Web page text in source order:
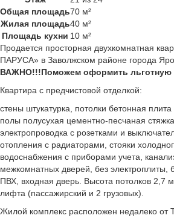
Общая площадь70 м²
Жилая площадь40 м²
Площадь кухни 10 м²
Продается просторная двухкомнатная
ПАРУСА» в Заволжском районе города
ВАЖНО!!!Поможем оформить льготную
Квартира с предчистовой отделкой:
стены штукатурка, потолки бетонная
полы полусухая цементно-песчаная
электропроводка с розетками и
отопления с радиаторами, стояки
водоснабжения с приборами учета,
межкомнатных дверей, без электроплиты,
ПВХ, входная дверь. Высота потолков 2,7
лифта (пассажирский и 2 грузовых).
Жилой комплекс расположен недалеко от